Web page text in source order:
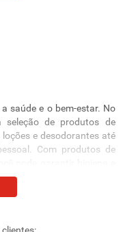
saúde e o bem-estar. No
seleção de produtos de
e desodorantes até
Com produtos de
de maneira prática e